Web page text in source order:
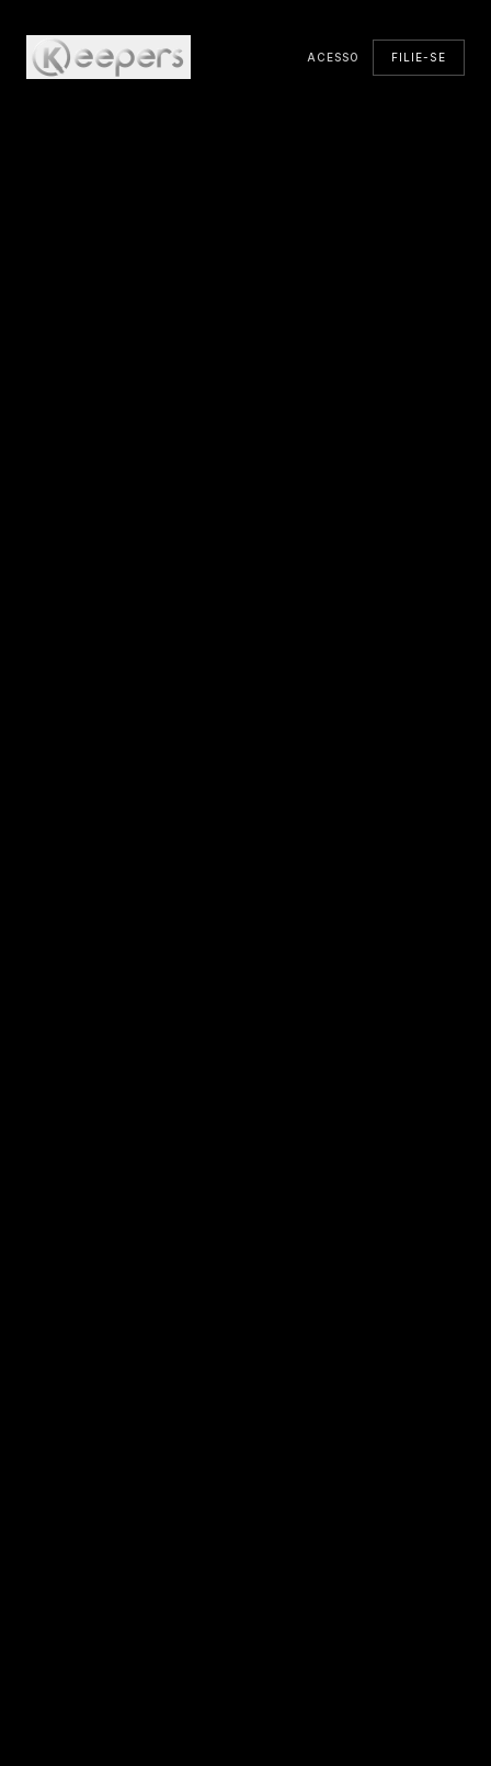
ACESSO FILIE-SE